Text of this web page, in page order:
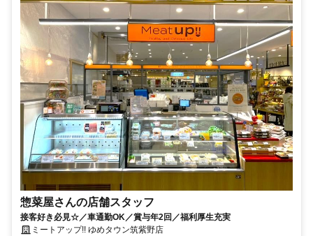
惣菜屋さんの店舗スタッフ
接客好き必見☆／車通勤OK／賞与年2回／福利厚生充実
ミートアップ!! ゆめタウン筑紫野店